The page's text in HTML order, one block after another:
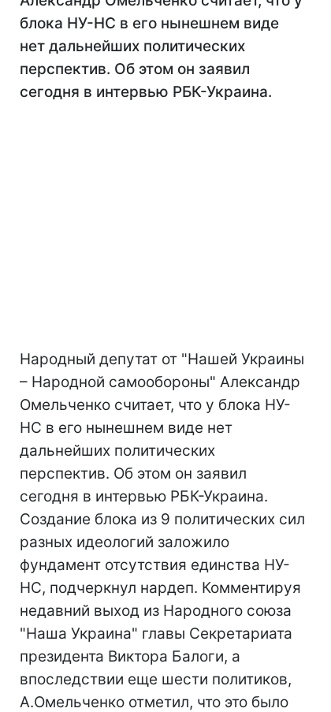
блока НУ-НС в его нынешнем виде
нет дальнейших политических
перспектив. Об этом он заявил
сегодня в интервью РБК-Украина.
Народный депутат от "Нашей Украины
– Народной самообороны" Александр
Омельченко считает, что у блока НУ-
НС в его нынешнем виде нет
дальнейших политических
перспектив. Об этом он заявил
сегодня в интервью РБК-Украина.
Создание блока из 9 политических сил
разных идеологий заложило
фундамент отсутствия единства НУ-
НС, подчеркнул нардеп. Комментируя
недавний выход из Народного союза
"Наша Украина" главы Секретариата
президента Виктора Балоги, а
впоследствии еще шести политиков,
А.Омельченко отметил, что это было